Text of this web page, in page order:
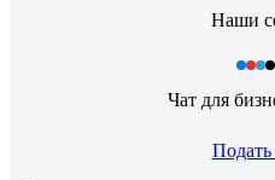
Наши
Чат для
Подать